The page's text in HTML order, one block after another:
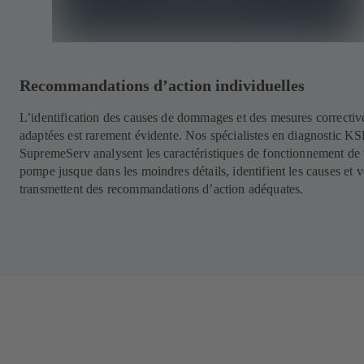
Recommandations d’action individuelles
L’identification des causes de dommages et des mesures
adaptées est rarement évidente. Nos spécialistes en diagnostic
SupremeServ analysent les caractéristiques de fonctionnement de
pompe jusque dans les moindres détails, identifient les causes et
transmettent des recommandations d’action adéquates.